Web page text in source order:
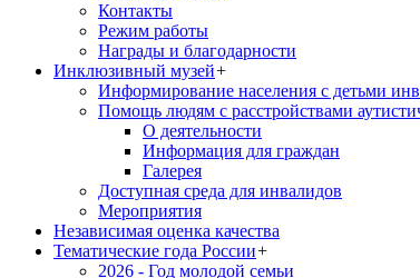
Контакты
Режим работы
Награды и благодарности
Инклюзивный музей+
Информирование населения с детьми
Помощь людям с расстройствами
О деятельности
Информация для граждан
Галерея
Доступная среда для инвалидов
Мероприятия
Независимая оценка качества
Тематические года России+
2026 - Год молодой семьи